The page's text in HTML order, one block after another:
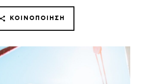
ΚΟΙΝΟΠΟΊΗΣΗ